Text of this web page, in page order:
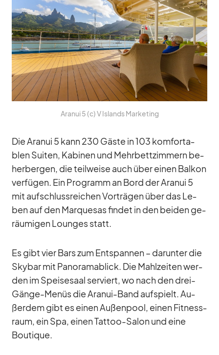
Ara­nui 5 (c) V Is­lands Mar­ke­ting
Die Ara­nui 5 kann 230 Gäste in 103 kom­for­ta­
blen Sui­ten, Ka­bi­nen und Mehr­bett­zim­mern be­
her­ber­gen, die teil­weise auch über ei­nen Bal­kon
ver­fü­gen. Ein Pro­gramm an Bord der Ara­nui 5
mit auf­schluss­rei­chen Vor­trä­gen über das Le­
ben auf den Mar­que­sas fin­det in den bei­den ge­
räu­mi­gen Loun­ges statt.
Es gibt vier Bars zum Ent­span­nen – dar­un­ter die
Sky­bar mit Pan­ora­ma­blick. Die Mahl­zei­ten wer­
den im Spei­se­saal ser­viert, wo nach den drei-
Gänge-Me­nüs die Ara­nui-Band auf­spielt. Au­
ßer­dem gibt es ei­nen Au­ßen­pool, ei­nen Fit­ness­
raum, ein Spa, ei­nen Tat­too-Sa­lon und eine
Bou­tique.